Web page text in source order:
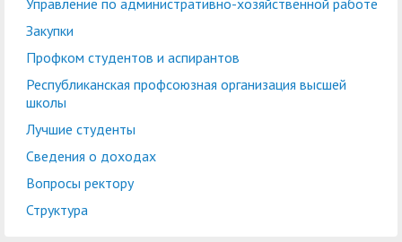
Международная
деятельность
Управление по
административно-
Закупки
Республиканская
Центр тестирования
иностранных граждан
по русскому языку
Центр развития
компетенций
Центр русского языка
Управление по административно-хозяйственной работе
Закупки
Профком студентов и аспирантов
Республиканская профсоюзная организация высшей
школы
Лучшие студенты
Сведения о доходах
Вопросы ректору
Структура